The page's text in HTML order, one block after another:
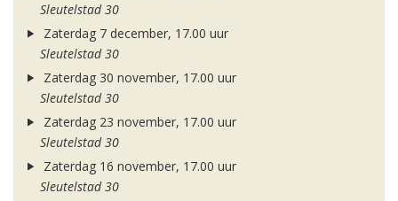
Sleutelstad 30
Zaterdag 7 december, 17.00 uur
Sleutelstad 30
Zaterdag 30 november, 17.00 uur
Sleutelstad 30
Zaterdag 23 november, 17.00 uur
Sleutelstad 30
Zaterdag 16 november, 17.00 uur
Sleutelstad 30